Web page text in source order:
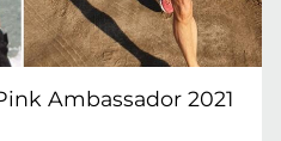
Ambassador 2021